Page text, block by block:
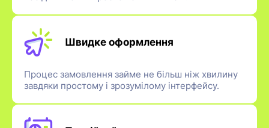
Швидке оформлення
Процес замовлення займе не більш ніж хвилину
завдяки простому і зрозумілому інтерфейсу.